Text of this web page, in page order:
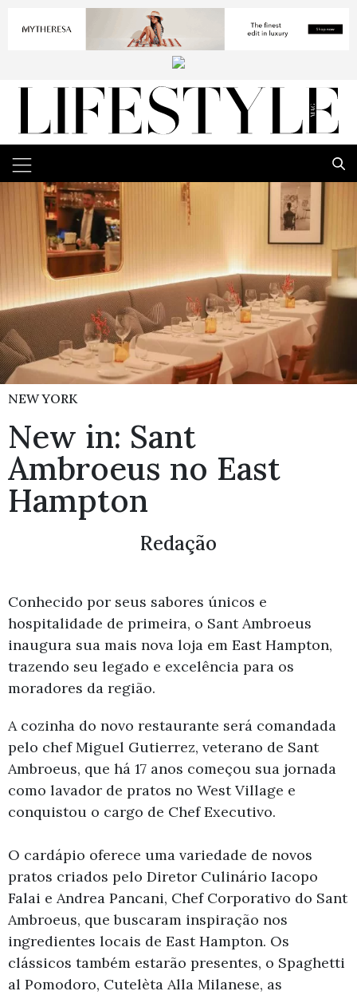
NEW YORK
New in: Sant
Ambroeus no East
Hampton
Redação
Conhecido por seus sabores únicos e
hospitalidade de primeira, o Sant Ambroeus
inaugura sua mais nova loja em East Hampton,
trazendo seu legado e excelência para os
moradores da região.
A cozinha do novo restaurante será comandada
pelo chef Miguel Gutierrez, veterano de Sant
Ambroeus, que há 17 anos começou sua jornada
como lavador de pratos no West Village e
conquistou o cargo de Chef Executivo.
O cardápio oferece uma variedade de novos
pratos criados pelo Diretor Culinário Iacopo
Falai e Andrea Pancani, Chef Corporativo do Sant
Ambroeus, que buscaram inspiração nos
ingredientes locais de East Hampton. Os
clássicos também estarão presentes, o Spaghetti
al Pomodoro, Cutelèta Alla Milanese, as